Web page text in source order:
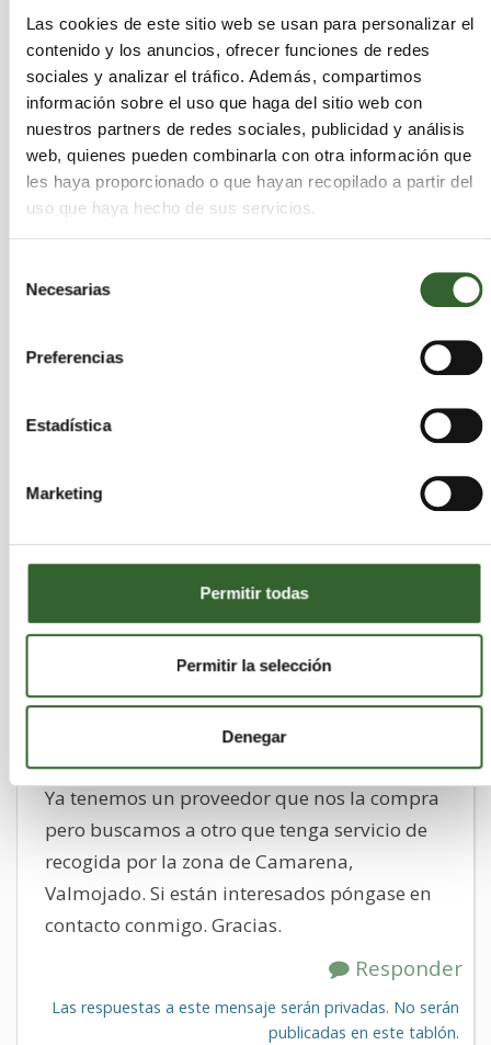
Las cookies de este sitio web se usan para personalizar el
contenido y los anuncios, ofrecer funciones de redes
sociales y analizar el tráfico. Además, compartimos
información sobre el uso que haga del sitio web con
nuestros partners de redes sociales, publicidad y análisis
web, quienes pueden combinarla con otra información que
les haya proporcionado o que hayan recopilado a partir del
uso que haya hecho de sus servicios.
Necesarias
Preferencias
Estadística
Marketing
Permitir todas
Permitir la selección
Denegar
peligrosos emitiendo la documentación
necesaria (DI), Tratamiento en planta,
Emisión de certificados.
OFERTA: Gestión de Botellas de Gases
Fluorados GRATUITA siempre...
Responder
RAEE. Equipos desechados
jueves 29 de agosto de 2019
70 - 100 baterías
cada tres meses
El detalle de este anuncio ha sido visto 535 veces
Hola somos un grupo de talleres y
disponemos de gran cantidad de baterías de
coches usadas. Alrededor de 70 a 100
baterías de distintos tamaños cada trimestre.
Ya tenemos un proveedor que nos la compra
pero buscamos a otro que tenga servicio de
recogida por la zona de Camarena,
Valmojado. Si están interesados póngase en
contacto conmigo. Gracias.
Responder
Las respuestas a este mensaje serán privadas. No serán
publicadas en este tablón.